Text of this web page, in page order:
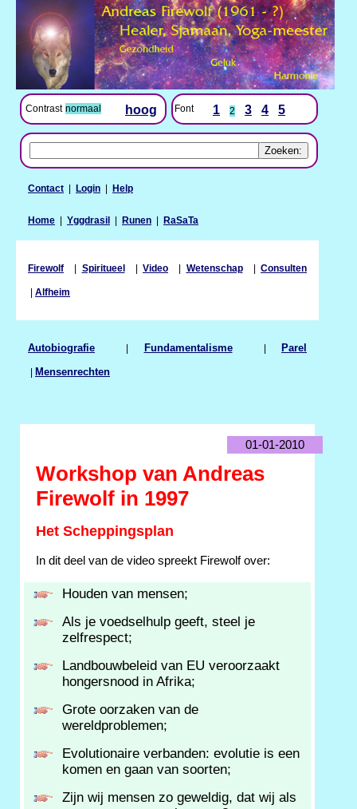
Contrast normaal hoog Font 1 2 3 4 5
Contact | Login | Help
Home | Yggdrasil | Runen | RaSaTa
Firewolf | Spiritueel| Video | Wetenschap| Consulten
| Alfheim
Autobiografie | Fundamentalisme| Parel
| Mensenrechten
01-01-2010
Workshop van Andreas
Firewolf in 1997
Het Scheppingsplan
In dit deel van de video spreekt Firewolf over:
Houden van mensen;
Als je voedselhulp geeft, steel je
zelfrespect;
Landbouwbeleid van EU veroorzaakt
hongersnood in Afrika;
Grote oorzaken van de
wereldproblemen;
Evolutionaire verbanden: evolutie is een
komen en gaan van soorten;
Zijn wij mensen zo geweldig, dat wij als